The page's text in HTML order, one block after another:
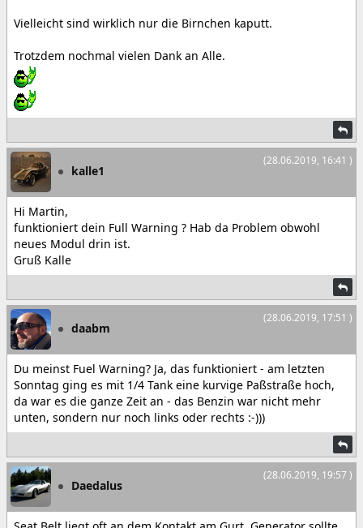
Vielleicht sind wirklich nur die Birnchen kaputt.
Trotzdem nochmal vielen Dank an Alle.
(28.06.2019, 16:41 )
kalle1
Hi Martin,
funktioniert dein Full Warning ? Hab da Problem obwohl
neues Modul drin ist.
Gruß Kalle
(28.06.2019, 17:51 )
daabm
Du meinst Fuel Warning? Ja, das funktioniert - am letzten
Sonntag ging es mit 1/4 Tank eine kurvige Paßstraße hoch,
da war es die ganze Zeit an - das Benzin war nicht mehr
unten, sondern nur noch links oder rechts :-)))
(28.06.2019, 19:57 )
Daedalus